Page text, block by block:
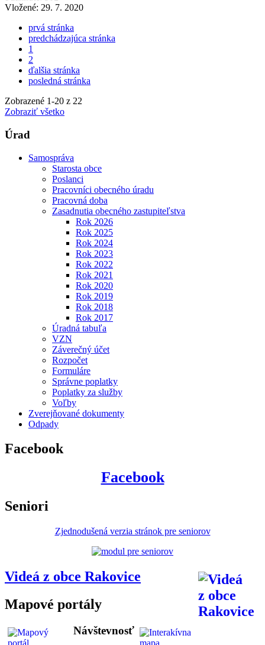
Vložené: 29. 7. 2020
prvá stránka
predchádzajúca stránka
1
2
ďalšia stránka
posledná stránka
Zobrazené 1-20 z 22
Zobraziť všetko
Úrad
Samospráva
Starosta obce
Poslanci
Pracovníci obecného úradu
Pracovná doba
Zasadnutia obecného zastupiteľstva
Rok 2026
Rok 2025
Rok 2024
Rok 2023
Rok 2022
Rok 2021
Rok 2020
Rok 2019
Rok 2018
Rok 2017
Úradná tabuľa
VZN
Záverečný účet
Rozpočet
Formuláre
Správne poplatky
Poplatky za služby
Voľby
Zverejňované dokumenty
Odpady
Facebook
Facebook
Seniori
Zjednodušená verzia stránok pre seniorov
Videá z obce Rakovice
Mapové portály
Návštevnosť